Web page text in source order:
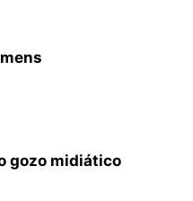
gozo midiático